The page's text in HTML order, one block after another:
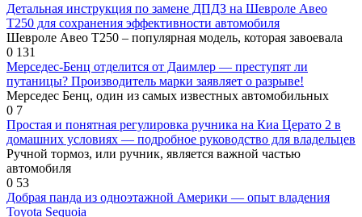
Детальная инструкция по замене ДПДЗ на Шевроле Авео
Т250 для сохранения эффективности автомобиля
Шевроле Авео Т250 – популярная модель, которая завоевала
0 131
Мерседес-Бенц отделится от Даимлер — преступят ли
путаницы? Производитель марки заявляет о разрыве!
Мерседес Бенц, один из самых известных автомобильных
0 7
Простая и понятная регулировка ручника на Киа Церато 2 в
домашних условиях — подробное руководство для владельцев
Ручной тормоз, или ручник, является важной частью
автомобиля
0 53
Добрая панда из одноэтажной Америки — опыт владения
Toyota Sequoia